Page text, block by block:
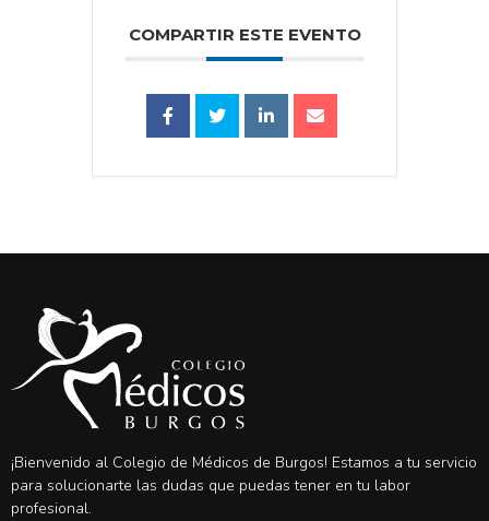
COMPARTIR ESTE EVENTO
¡Bienvenido al Colegio de Médicos de Burgos! Estamos a tu servicio
para solucionarte las dudas que puedas tener en tu labor
profesional.